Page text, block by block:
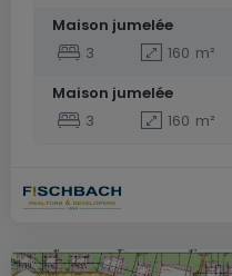
Maison jumelée
3
160 m²
Maison jumelée
3
160 m²